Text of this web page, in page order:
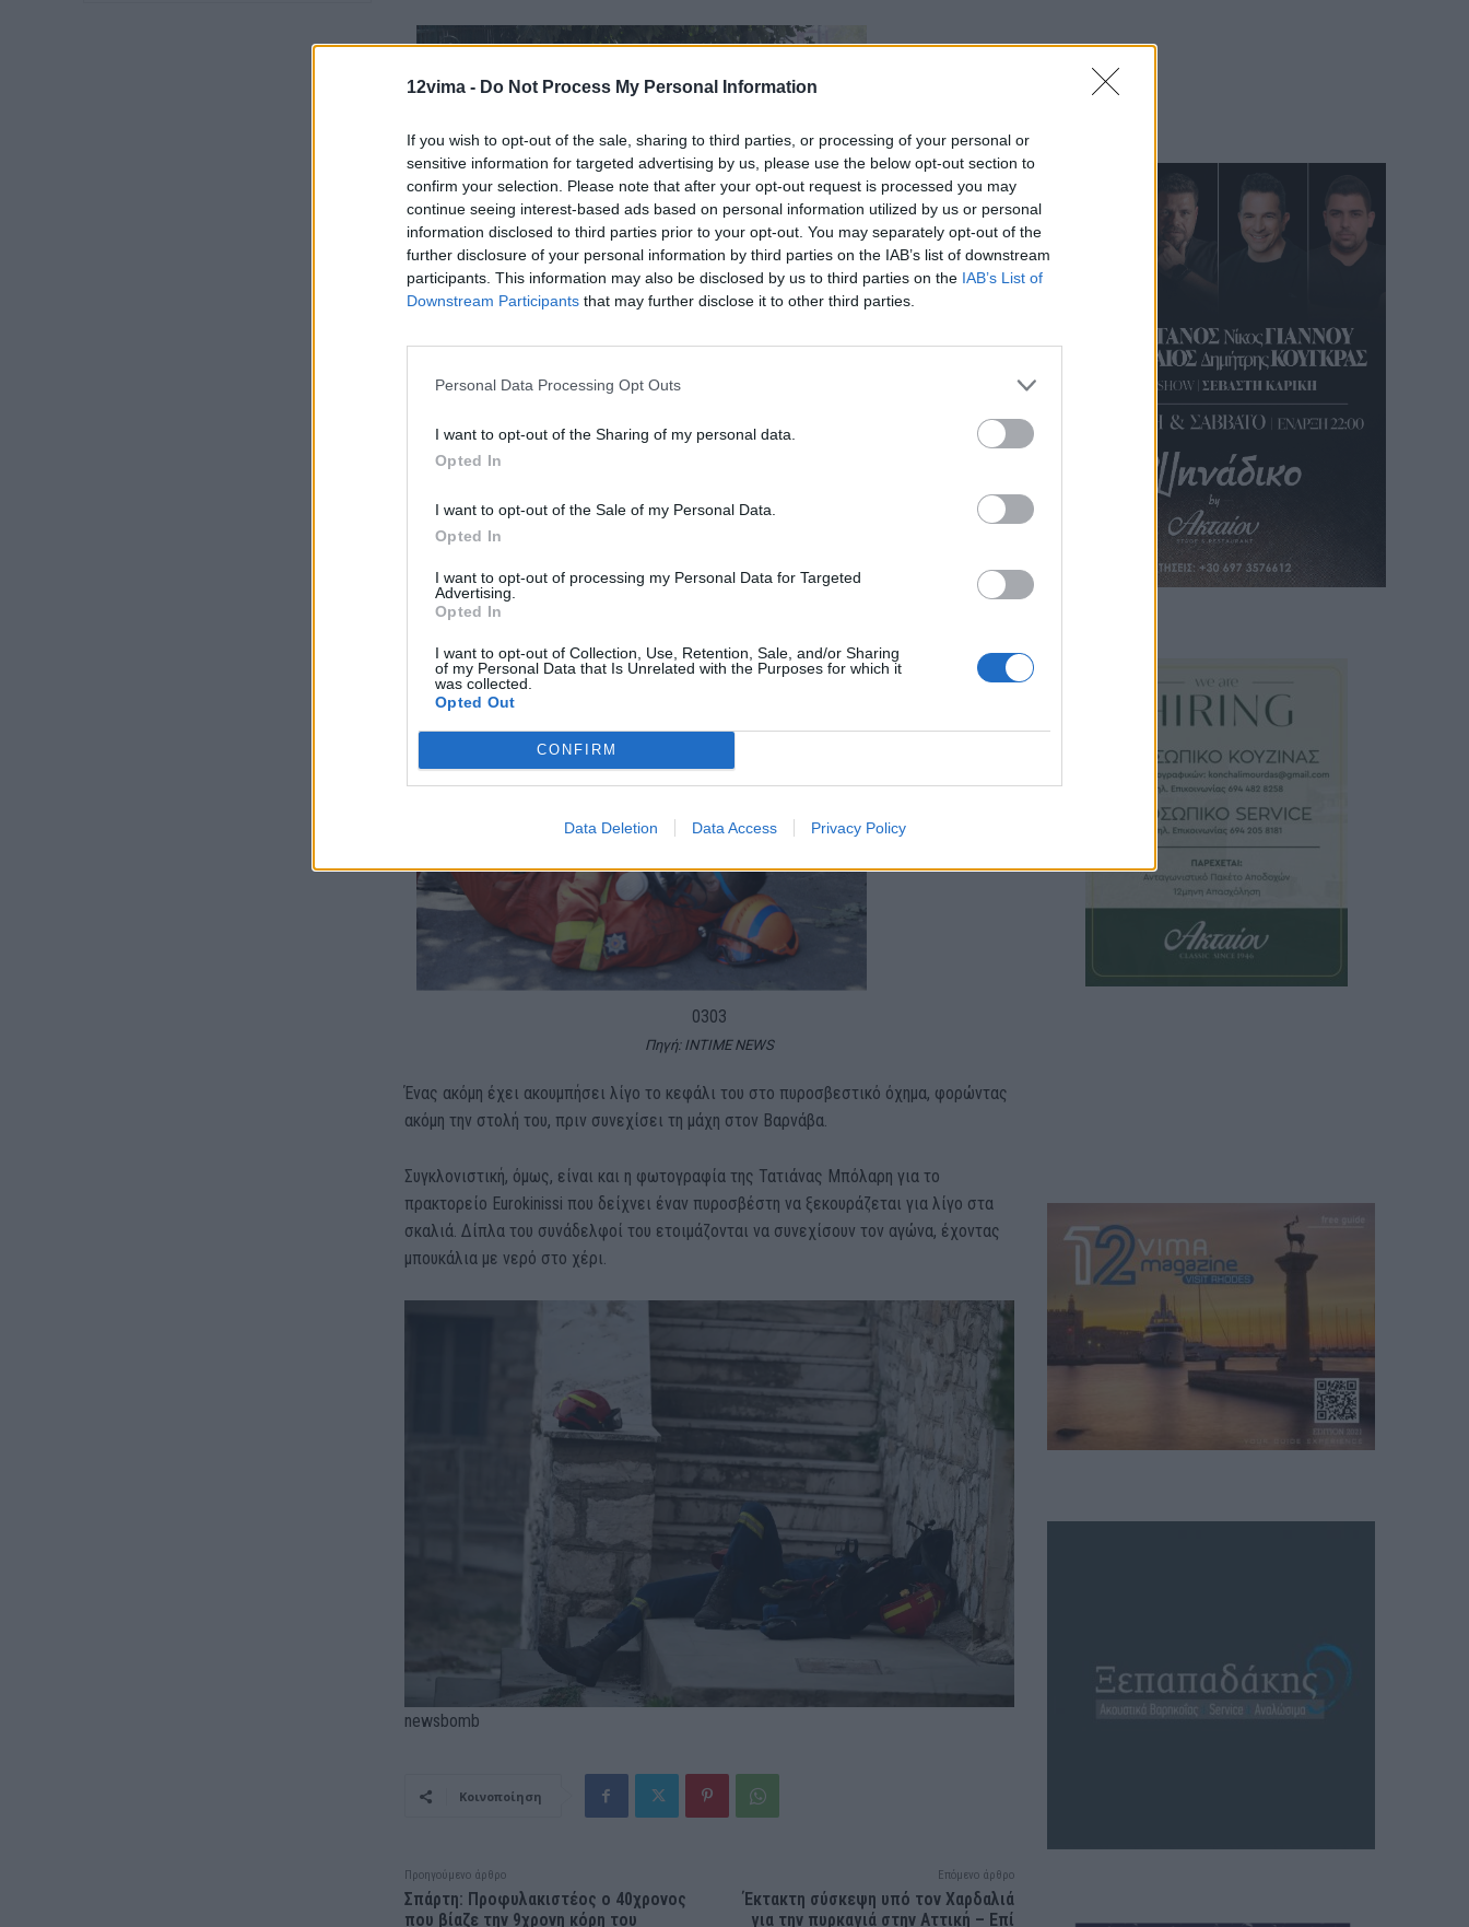
12vima - Do Not Process My Personal Information
If you wish to opt-out of the sale, sharing to third parties, or processing of your personal or
sensitive information for targeted advertising by us, please use the below opt-out section to
confirm your selection. Please note that after your opt-out request is processed you may
continue seeing interest-based ads based on personal information utilized by us or personal
information disclosed to third parties prior to your opt-out. You may separately opt-out of the
further disclosure of your personal information by third parties on the IAB’s list of downstream
participants. This information may also be disclosed by us to third parties on the IAB’s List of
Downstream Participants that may further disclose it to other third parties.
Personal Data Processing Opt Outs
I want to opt-out of the Sharing of my personal data.
Opted In
I want to opt-out of the Sale of my Personal Data.
Opted In
I want to opt-out of processing my Personal Data for Targeted
Advertising.
Opted In
I want to opt-out of Collection, Use, Retention, Sale, and/or Sharing
of my Personal Data that Is Unrelated with the Purposes for which it
was collected.
Opted Out
CONFIRM
Data Deletion Data Access Privacy Policy
Πηγή: INTIME NEWS
0303
Πηγή: INTIME NEWS
Ένας ακόμη έχει ακουμπήσει λίγο το κεφάλι του στο πυροσβεστικό όχημα, φορώντας
ακόμη την στολή του, πριν συνεχίσει τη μάχη στον Βαρνάβα.
Συγκλονιστική, όμως, είναι και η φωτογραφία της Τατιάνας Μπόλαρη για το
πρακτορείο Eurokinissi που δείχνει έναν πυροσβέστη να ξεκουράζεται για λίγο στα
σκαλιά. Δίπλα του συνάδελφοί του ετοιμάζονται να συνεχίσουν τον αγώνα, έχοντας
μπουκάλια με νερό στο χέρι.
newsbomb
Κοινοποίηση
Προηγούμενο άρθρο
Σπάρτη: Προφυλακιστέος ο 40χρονος
που βίαζε την 9χρονη κόρη του
Επόμενο άρθρο
Έκτακτη σύσκεψη υπό τον Χαρδαλιά
για την πυρκαγιά στην Αττική – Επί